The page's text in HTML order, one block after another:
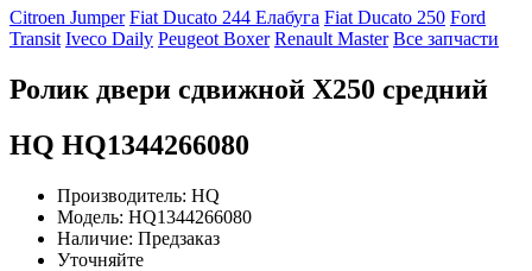
Citroen Jumper Fiat Ducato 244 Елабуга Fiat Ducato 250 Ford
Transit Iveco Daily Peugeot Boxer Renault Master Все запчасти
Ролик двери сдвижной Х250 средний
HQ HQ1344266080
Производитель: HQ
Модель: HQ1344266080
Наличие: Предзаказ
Уточняйте